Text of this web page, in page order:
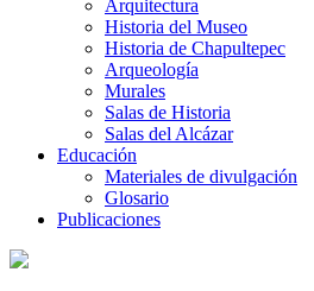
Arquitectura
Historia del Museo
Historia de Chapultepec
Arqueología
Murales
Salas de Historia
Salas del Alcázar
Educación
Materiales de divulgación
Glosario
Publicaciones